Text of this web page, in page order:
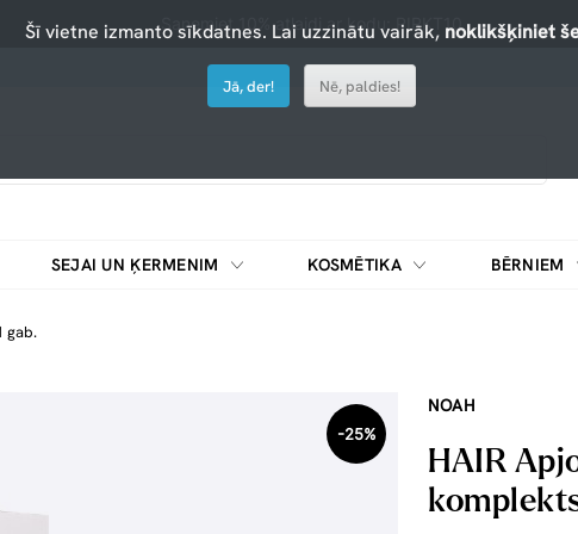
Saņemiet 10% atlaidi ar kodu: PIRKT10
SEJAI UN ĶERMENIM KOSMĒTIKA BĒRNIEM
gab.
-25%
NOAH
HAIR
Šī vietne izmanto sīkdatnes. Lai uzzinātu vairāk, noklikšķiniet
Jā, der! Nē, paldies!